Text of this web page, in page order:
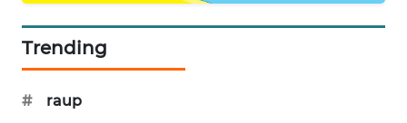
Trending
#
raup
NEWS
ID